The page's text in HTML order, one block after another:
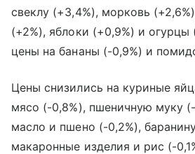
свеклу (+3,4%), морковь
(+2%), яблоки (+0,9%) и огурцы
цены на бананы (-0,9%) и
Цены снизились на куриные
мясо (-0,8%), пшеничную муку
масло и пшено (-0,2%),
макаронные изделия и рис (-